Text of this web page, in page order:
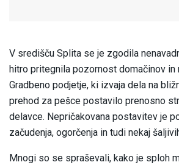
V središču Splita se je zgodila
hitro pritegnila pozornost domačinov in
Gradbeno podjetje, ki izvaja dela na
prehod za pešce postavilo prenosno
delavce. Nepričakovana postavitev je
začudenja, ogorčenja in tudi nekaj
Mnogi so se spraševali, kako je sploh